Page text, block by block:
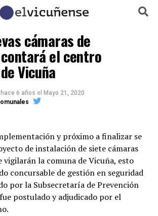
cámaras de
el centro
Vicuña
hace 6 años el Mayo 21, 2020
y próximo a finalizar se
de instalación de siete cámaras
vigilarán la comuna de Vicuña, esto
concursable de gestión en seguridad
por la Subsecretaría de Prevención
postulado y adjudicado por el